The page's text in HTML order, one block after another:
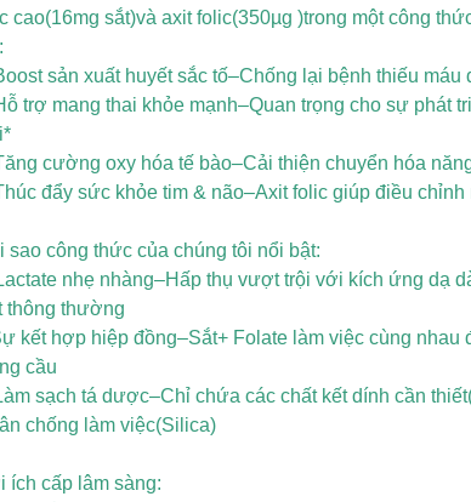
cao(16mg sắt)và axit folic(350µg )trong một công
sản xuất huyết sắc tố–Chống lại bệnh thiếu máu
trợ mang thai khỏe mạnh–Quan trọng cho sự phát
cường oxy hóa tế bào–Cải thiện chuyển hóa
đẩy sức khỏe tim & não–Axit folic giúp điều
sao công thức của chúng tôi nổi bật:
nhẹ nhàng–Hấp thụ vượt trội với kích ứng dạ
thông thường
kết hợp hiệp đồng–Sắt+ Folate làm việc cùng nhau
cầu
sạch tá dược–Chỉ chứa các chất kết dính cần
chống làm việc(Silica)
ích cấp lâm sàng: